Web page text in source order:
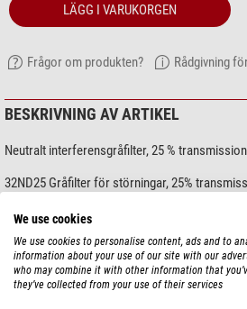
LÄGG I VARUKORGEN
Frågor om produkten? Rådgivning
BESKRIVNING AV ARTIKEL
Neutralt interferensgråfilter, 25 %
32ND25 Gråfilter för störningar, 25%
We use cookies
We use cookies to personalise content, ads and to
information about your use of our site with our
who may combine it with other information that
they’ve collected from your use of their services